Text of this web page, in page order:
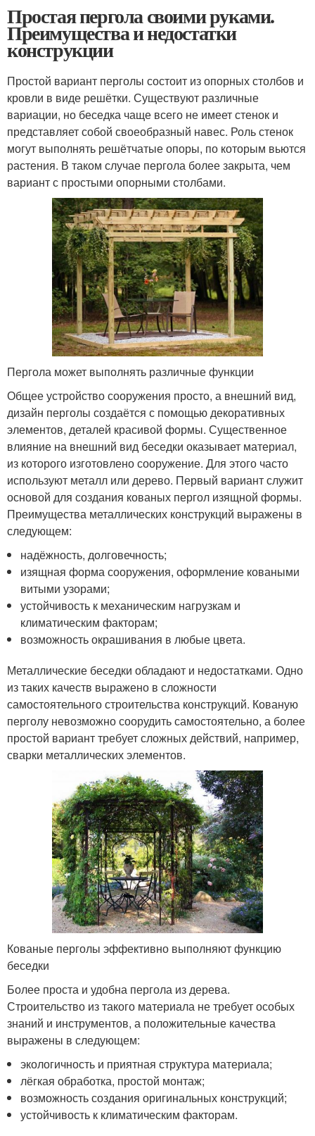
Простая пергола своими руками.
Преимущества и недостатки
конструкции
Простой вариант перголы состоит из опорных столбов и
кровли в виде решётки. Существуют различные
вариации, но беседка чаще всего не имеет стенок и
представляет собой своеобразный навес. Роль стенок
могут выполнять решётчатые опоры, по которым вьются
растения. В таком случае пергола более закрыта, чем
вариант с простыми опорными столбами.
Пергола может выполнять различные функции
Общее устройство сооружения просто, а внешний вид,
дизайн перголы создаётся с помощью декоративных
элементов, деталей красивой формы. Существенное
влияние на внешний вид беседки оказывает материал,
из которого изготовлено сооружение. Для этого часто
используют металл или дерево. Первый вариант служит
основой для создания кованых пергол изящной формы.
Преимущества металлических конструкций выражены в
следующем:
надёжность, долговечность;
изящная форма сооружения, оформление коваными
витыми узорами;
устойчивость к механическим нагрузкам и
климатическим факторам;
возможность окрашивания в любые цвета.
Металлические беседки обладают и недостатками. Одно
из таких качеств выражено в сложности
самостоятельного строительства конструкций. Кованую
перголу невозможно соорудить самостоятельно, а более
простой вариант требует сложных действий, например,
сварки металлических элементов.
Кованые перголы эффективно выполняют функцию
беседки
Более проста и удобна пергола из дерева.
Строительство из такого материала не требует особых
знаний и инструментов, а положительные качества
выражены в следующем:
экологичность и приятная структура материала;
лёгкая обработка, простой монтаж;
возможность создания оригинальных конструкций;
устойчивость к климатическим факторам.